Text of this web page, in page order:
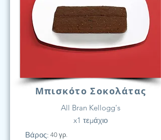
Μπισκότο Σοκολάτας
All Bran Kellogg's
x1 τεμάχιο
Βάρος: 40 γρ.